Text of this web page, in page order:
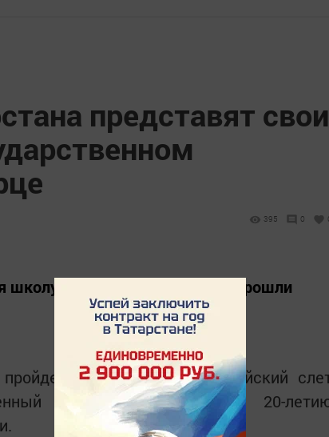
представят свои
395 0
студенческих отрядов прошли
юбилейный Всероссийский
65-летнему юбилею и 20-